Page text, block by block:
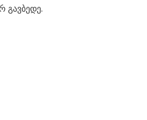
გავბედე.